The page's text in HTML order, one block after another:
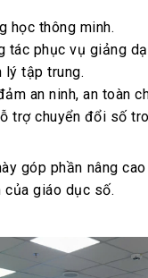
học thông minh.
tác phục vụ giảng
lý tập trung.
an ninh, an toàn
trợ chuyển đổi số
góp phần nâng
của giáo dục số.